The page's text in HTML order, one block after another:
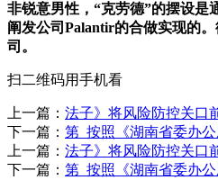
非锐意男性，“克劳德”的摆设是
阐发公司Palantir的合做实现的
司。
扫二维码用手机看
上一篇： 法子》将风险防控关口
下一篇： 第 按照《湖南省委办
上一篇： 法子》将风险防控关口
下一篇： 第 按照《湖南省委办